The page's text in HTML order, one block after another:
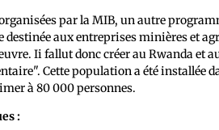
par la MIB, un autre
aux entreprises minières et
Ii fallut donc créer au Rwanda et
Cette population a été installée
à 80 000 personnes.
: